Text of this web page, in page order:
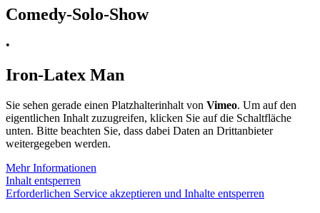
Comedy-Solo-Show
•
Iron-Latex Man
Sie sehen gerade einen Platzhalterinhalt von Vimeo. Um auf den
eigentlichen Inhalt zuzugreifen, klicken Sie auf die Schaltfläche
unten. Bitte beachten Sie, dass dabei Daten an Drittanbieter
weitergegeben werden.
Mehr Informationen
Inhalt entsperren
Erforderlichen Service akzeptieren und Inhalte entsperren